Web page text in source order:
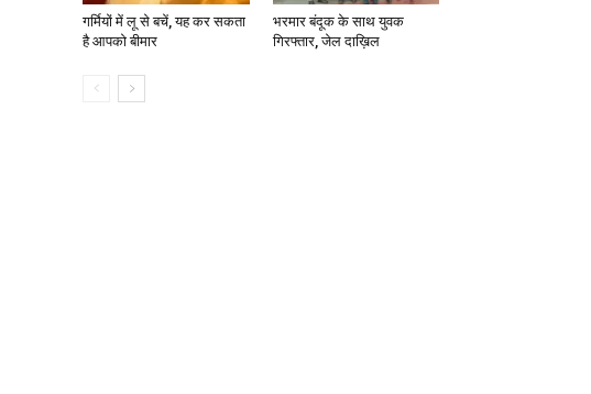
गर्मियों में लू से बचें, यह कर सकता
है आपको बीमार
भरमार बंदूक के साथ युवक
गिरफ्तार, जेल दाख़िल